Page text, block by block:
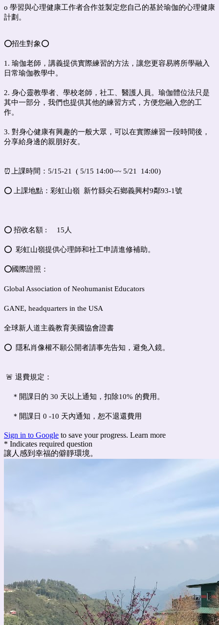
o 學習與心理健康工作者合作並製定您自己的基於瑜伽的心理健康
計劃。
⭕️招生對象⭕️
1. 瑜伽老師，講義提供實際練習的方法，讓您更容易將所學融入
日常瑜伽教學中。
2. 身心靈教學者、學校老師，社工、醫護人員。瑜伽體位法只是
其中一部分，我們也提供其他的練習方式，方便您融入您的工
作。
3. 對身心健康有興趣的一般大眾，可以在實際練習一段時間後，
分享給身邊的親朋好友。
⏰上課時間：5/15-21 ( 5/15 14:00~~ 5/21 14:00)
⭕️ 上課地點：彩虹山嶺 新竹縣尖石鄉義興村9鄰93-1號
⭕️ 招收名額 : 15人
⭕️ 彩虹山嶺提供心理師和社工申請進修補助。
⭕️國際證照：
Global Association of Neohumanist Educators
GANE, headquarters in the USA
全球新人道主義教育美國協會證書
⭕️ 隱私肖像權不願公開者請事先告知，避免入鏡。
🚨 退費規定：
＊開課日的 30 天以上通知，扣除10% 的費用。
＊開課日 0 -10 天內通知，恕不退還費用
Sign in to Google to save your progress. Learn more
* Indicates required question
讓人感到幸福的僻靜環境。